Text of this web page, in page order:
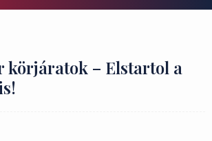
körjáratok – Elstartol a